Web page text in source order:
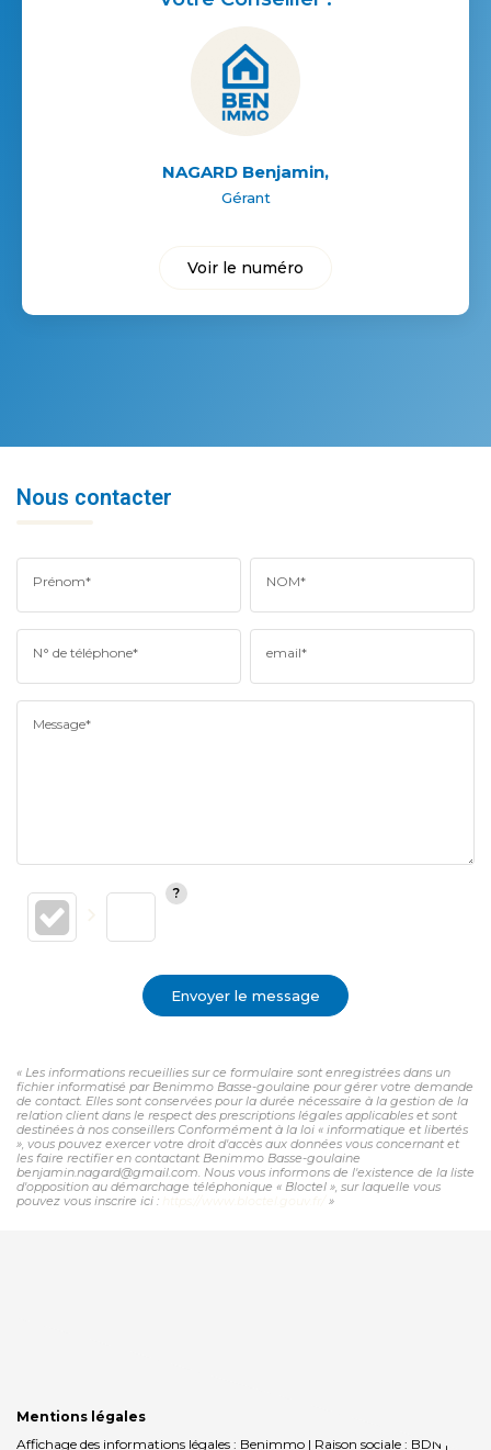
NAGARD Benjamin,
Gérant
Voir le numéro
Nous contacter
Prénom* NOM*
N° de téléphone* email*
Message*
Envoyer le message
« Les informations recueillies sur ce formulaire sont enregistrées dans un
fichier informatisé par Benimmo Basse-goulaine pour gérer votre demande
de contact. Elles sont conservées pour la durée nécessaire à la gestion de la
relation client dans le respect des prescriptions légales applicables et sont
destinées à nos conseillers Conformément à la loi « informatique et libertés
», vous pouvez exercer votre droit d'accès aux données vous concernant et
les faire rectifier en contactant Benimmo Basse-goulaine
benjamin.nagard@gmail.com. Nous vous informons de l'existence de la liste
d'opposition au démarchage téléphonique « Bloctel », sur laquelle vous
pouvez vous inscrire ici :
»
Mentions légales
Affichage des informations légales : Benimmo | Raison sociale : BDN |